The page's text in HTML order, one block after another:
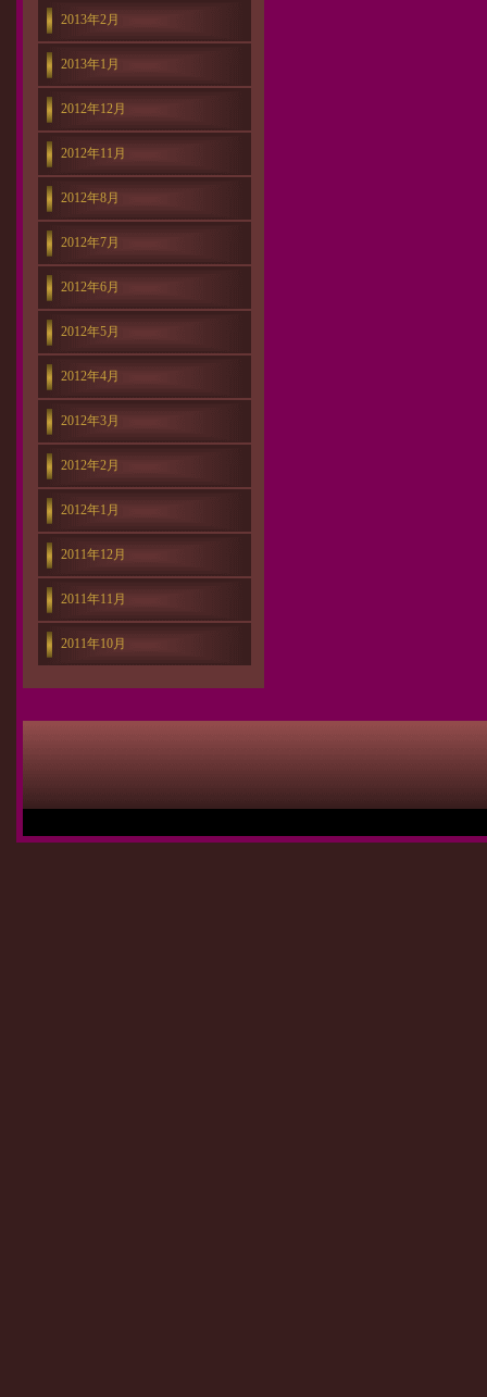
2013年2月
2013年1月
2012年12月
2012年11月
2012年8月
2012年7月
2012年6月
2012年5月
2012年4月
2012年3月
2012年2月
2012年1月
2011年12月
2011年11月
2011年10月